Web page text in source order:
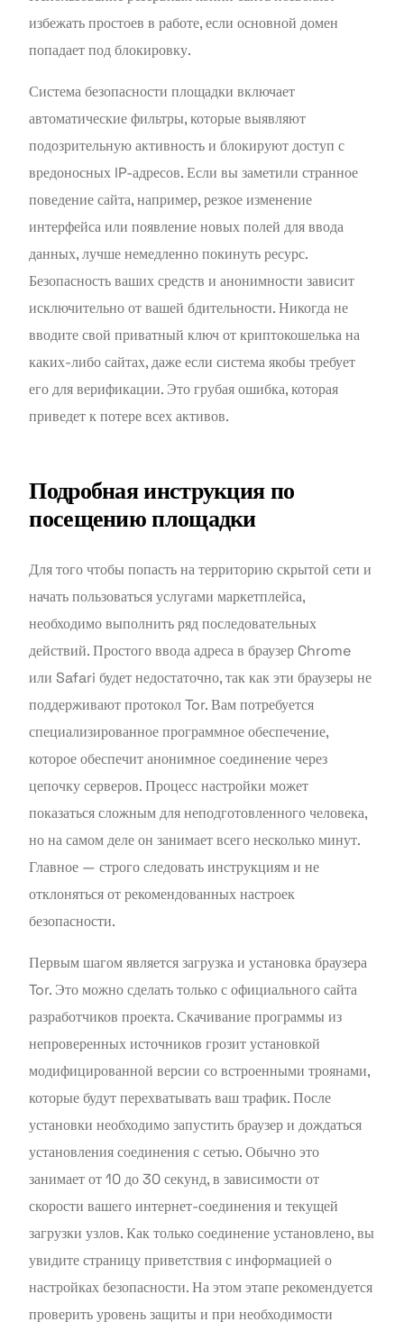
избежать простоев в работе, если основной домен
попадает под блокировку.
Система безопасности площадки включает
автоматические фильтры, которые выявляют
подозрительную активность и блокируют доступ с
вредоносных IP-адресов. Если вы заметили странное
поведение сайта, например, резкое изменение
интерфейса или появление новых полей для ввода
данных, лучше немедленно покинуть ресурс.
Безопасность ваших средств и анонимности зависит
исключительно от вашей бдительности. Никогда не
вводите свой приватный ключ от криптокошелька на
каких-либо сайтах, даже если система якобы требует
его для верификации. Это грубая ошибка, которая
приведет к потере всех активов.
Подробная инструкция по
посещению площадки
Для того чтобы попасть на территорию скрытой сети и
начать пользоваться услугами маркетплейса,
необходимо выполнить ряд последовательных
действий. Простого ввода адреса в браузер Chrome
или Safari будет недостаточно, так как эти браузеры не
поддерживают протокол Tor. Вам потребуется
специализированное программное обеспечение,
которое обеспечит анонимное соединение через
цепочку серверов. Процесс настройки может
показаться сложным для неподготовленного человека,
но на самом деле он занимает всего несколько минут.
Главное — строго следовать инструкциям и не
отклоняться от рекомендованных настроек
безопасности.
Первым шагом является загрузка и установка браузера
Tor. Это можно сделать только с официального сайта
разработчиков проекта. Скачивание программы из
непроверенных источников грозит установкой
модифицированной версии со встроенными троянами,
которые будут перехватывать ваш трафик. После
установки необходимо запустить браузер и дождаться
установления соединения с сетью. Обычно это
занимает от 10 до 30 секунд, в зависимости от
скорости вашего интернет-соединения и текущей
загрузки узлов. Как только соединение установлено, вы
увидите страницу приветствия с информацией о
настройках безопасности. На этом этапе рекомендуется
проверить уровень защиты и при необходимости